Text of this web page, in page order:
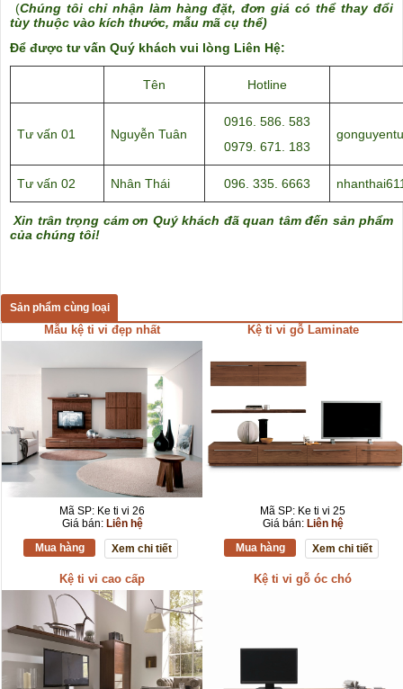
(Chúng tôi chỉ nhận làm hàng đặt, đơn giá có thể thay đổi
tùy thuộc vào kích thước, mẫu mã cụ thể)
Để được tư vấn Quý khách vui lòng Liên Hệ:
Tên Hotline
Tư vấn 01 Nguyễn Tuân
0916. 586. 583
0979. 671. 183
Tư vấn 02 Nhân Thái 096. 335. 6663
Xin trân trọng cám ơn Quý khách đã quan tâm đến sản phẩm
của chúng tôi!
Sản phẩm cùng loại
Mẫu kệ ti vi đẹp nhất
Mã SP: Ke ti vi 26
Giá bán: Liên hệ
Mua hàng
Xem chi tiết
Kệ ti vi gỗ Laminate
Mã SP: Ke ti vi 25
Giá bán: Liên hệ
Mua hàng
Xem chi tiết
Kệ ti vi cao cấp Kệ ti vi gỗ óc chó